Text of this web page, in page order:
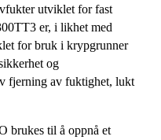
utviklet for fast
er, i likhet med
for bruk i krypgrunner
og
fjerning av fuktighet, lukt
brukes til å oppnå et